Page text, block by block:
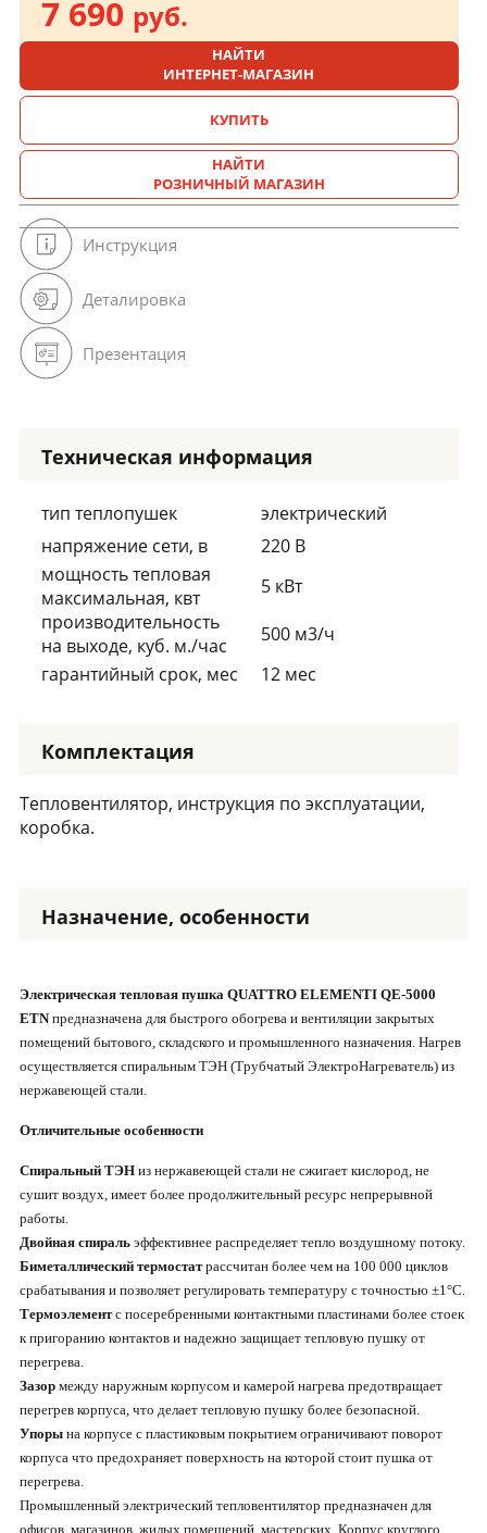
7 690 руб.
НАЙТИ
ИНТЕРНЕТ-МАГАЗИН
КУПИТЬ
НАЙТИ
РОЗНИЧНЫЙ МАГАЗИН
Инструкция
Деталировка
Презентация
Техническая информация
тип теплопушек
электрический
напряжение сети, в
220 В
мощность тепловая
максимальная, квт
5 кВт
производительность
на выходе, куб. м./час
500 м3/ч
гарантийный срок, мес
12 мес
Комплектация
Тепловентилятор, инструкция по эксплуатации,
коробка.
Назначение, особенности
Электрическая тепловая пушка QUATTRO ELEMENTI QE-5000
ETNпредназначена для быстрого обогрева и вентиляции закрытых
помещений бытового, складского и промышленного назначения. Нагрев
осуществляется спиральным ТЭН (Трубчатый ЭлектроНагреватель) из
нержавеющей стали.
Отличительные особенности
Спиральный ТЭН из нержавеющей стали не сжигает кислород, не
сушит воздух, имеет более продолжительный ресурс непрерывной
работы.
Двойная спираль эффективнее распределяет тепло воздушному потоку.
Биметаллический термостатрассчитан более чем на 100 000 циклов
срабатывания и позволяет регулировать температуру с точностью ±1°С.
Термоэлементс посеребренными контактными пластинами более стоек
к пригоранию контактов и надежно защищает тепловую пушку от
перегрева.
Зазор между наружным корпусом и камерой нагрева предотвращает
перегрев корпуса, что делает тепловую пушку более безопасной.
Упоры на корпусе с пластиковым покрытием ограничивают поворот
корпуса что предохраняет поверхность на которой стоит пушка от
перегрева.
Промышленный электрический тепловентилятор предназначен для
офисов, магазинов, жилых помещений, мастерских. Корпус круглого